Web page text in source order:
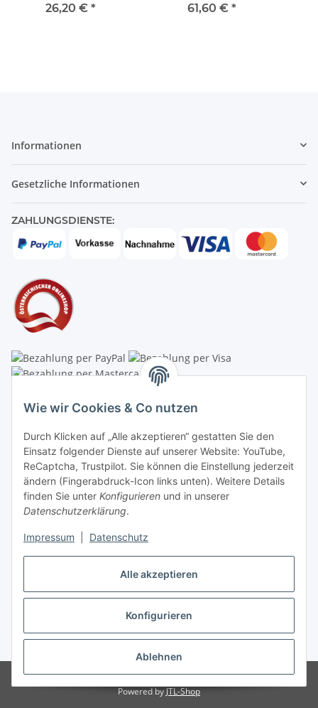
Alle akzeptieren
Konfigurieren
Ablehnen
Wie wir Cookies & Co nutzen
Durch Klicken auf „Alle akzeptieren“ gestatten Sie den
Einsatz folgender Dienste auf unserer Website: YouTube,
ReCaptcha, Trustpilot. Sie können die Einstellung jederzeit
ändern (Fingerabdruck-Icon links unten). Weitere Details
finden Sie unter Konfigurieren und in unserer
Datenschutzerklärung.
Impressum Datenschutz
26,20 € *
61,60 € *
Informationen
Gesetzliche Informationen
ZAHLUNGSDIENSTE:
Schauraum & Verkauf: Pfarrwald 46
Buchhaltung: Königleiten 11
A-3354 Wolfsbach
+43747782730
shop@krippen-shop.at
www.krippen-shop.at
Vertrag widerrufen
* Alle Preise inkl. gesetzlicher USt., zzgl.Versand
© krippen-shop.at by Oberaigner
Powered byJTL-Shop